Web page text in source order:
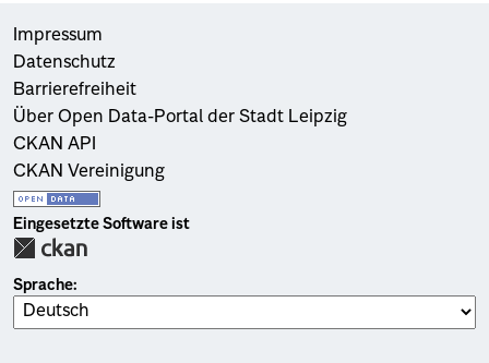
Impressum
Datenschutz
Barrierefreiheit
Über Open Data-Portal der Stadt Leipzig
CKAN API
CKAN Vereinigung
Eingesetzte Software ist
Sprache